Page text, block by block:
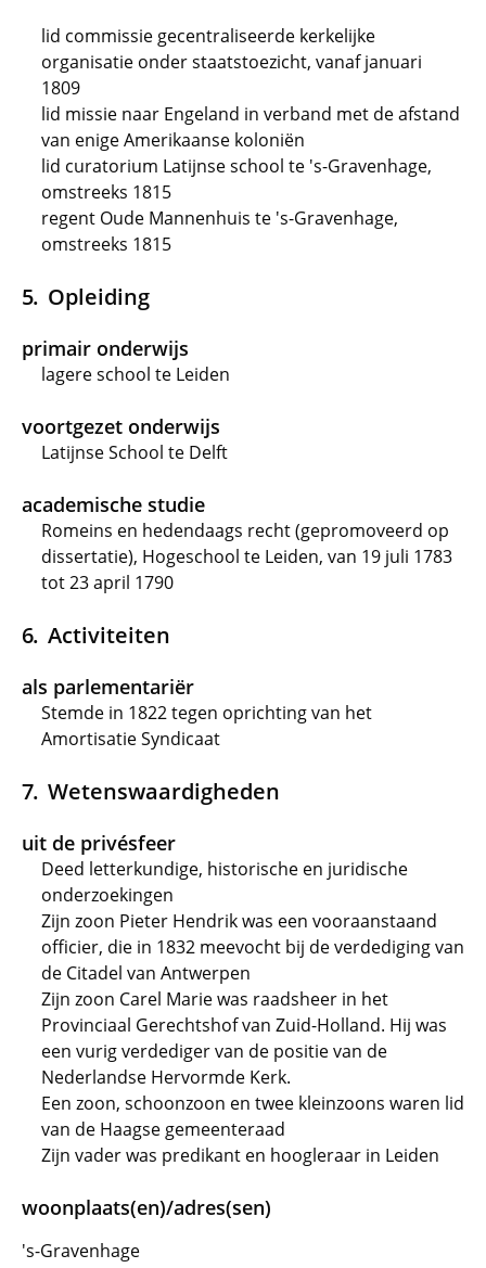
lid commissie gecentraliseerde kerkelijke
organisatie onder staatstoezicht, vanaf januari
1809
lid missie naar Engeland in verband met de afstand
van enige Amerikaanse koloniën
lid curatorium Latijnse school te 's-Gravenhage,
omstreeks 1815
regent Oude Mannenhuis te 's-Gravenhage,
omstreeks 1815
Opleiding
primair onderwijs
lagere school te Leiden
voortgezet onderwijs
Latijnse School te Delft
academische studie
Romeins en hedendaags recht (gepromoveerd op
dissertatie), Hogeschool te Leiden, van 19 juli 1783
tot 23 april 1790
Activiteiten
als parlementariër
Stemde in 1822 tegen oprichting van het
Amortisatie Syndicaat
Wetenswaardigheden
uit de privésfeer
Deed letterkundige, historische en juridische
onderzoekingen
Zijn zoon Pieter Hendrik was een vooraanstaand
officier, die in 1832 meevocht bij de verdediging van
de Citadel van Antwerpen
Zijn zoon Carel Marie was raadsheer in het
Provinciaal Gerechtshof van Zuid-Holland. Hij was
een vurig verdediger van de positie van de
Nederlandse Hervormde Kerk.
Een zoon, schoonzoon en twee kleinzoons waren lid
van de Haagse gemeenteraad
Zijn vader was predikant en hoogleraar in Leiden
woonplaats(en)/adres(sen)
's-Gravenhage